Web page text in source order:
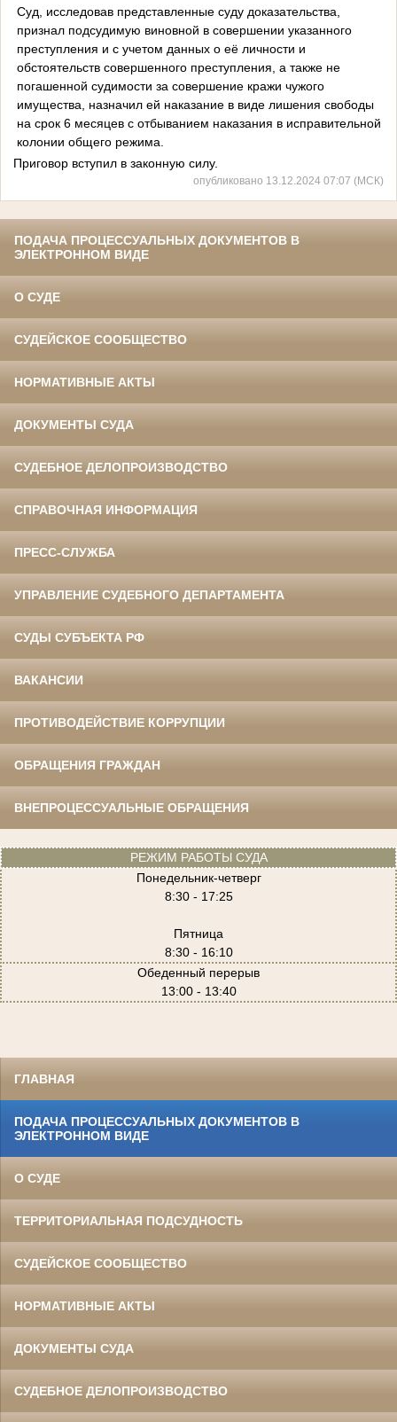
Суд, исследовав представленные суду доказательства,
признал подсудимую виновной в совершении указанного
преступления и с учетом данных о её личности и
обстоятельств совершенного преступления, а также не
погашенной судимости за совершение кражи чужого
имущества, назначил ей наказание в виде лишения свободы
на срок 6 месяцев с отбыванием наказания в исправительной
колонии общего режима.
Приговор вступил в законную силу.
опубликовано 13.12.2024 07:07 (МСК)
ПОДАЧА ПРОЦЕССУАЛЬНЫХ ДОКУМЕНТОВ В
ЭЛЕКТРОННОМ ВИДЕ
О СУДЕ
СУДЕЙСКОЕ СООБЩЕСТВО
НОРМАТИВНЫЕ АКТЫ
ДОКУМЕНТЫ СУДА
СУДЕБНОЕ ДЕЛОПРОИЗВОДСТВО
СПРАВОЧНАЯ ИНФОРМАЦИЯ
ПРЕСС-СЛУЖБА
УПРАВЛЕНИЕ СУДЕБНОГО ДЕПАРТАМЕНТА
СУДЫ СУБЪЕКТА РФ
ВАКАНСИИ
ПРОТИВОДЕЙСТВИЕ КОРРУПЦИИ
ОБРАЩЕНИЯ ГРАЖДАН
ВНЕПРОЦЕССУАЛЬНЫЕ ОБРАЩЕНИЯ
РЕЖИМ РАБОТЫ СУДА
Понедельник-четверг
8:30 - 17:25
Пятница
8:30 - 16:10
Обеденный перерыв
13:00 - 13:40
ГЛАВНАЯ
ПОДАЧА ПРОЦЕССУАЛЬНЫХ ДОКУМЕНТОВ В
ЭЛЕКТРОННОМ ВИДЕ
О СУДЕ
ТЕРРИТОРИАЛЬНАЯ ПОДСУДНОСТЬ
СУДЕЙСКОЕ СООБЩЕСТВО
НОРМАТИВНЫЕ АКТЫ
ДОКУМЕНТЫ СУДА
СУДЕБНОЕ ДЕЛОПРОИЗВОДСТВО